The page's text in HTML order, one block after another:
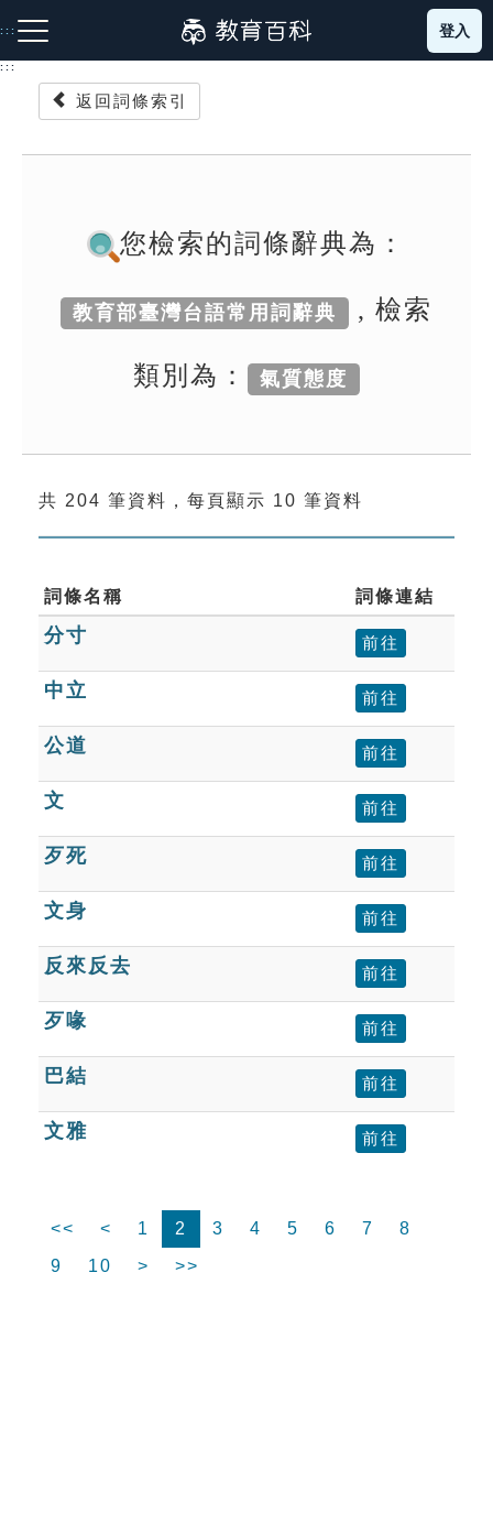
到
主
:::
成語故事
索引選單
單字索引
生命大百科索引
遊戲專區
教學應用
貓頭鷹博士
登入
:::
返回詞條索引
您檢索的詞條辭典為：
教育部臺灣台語常用詞辭典 , 檢索
類別為： 氣質態度
共 204 筆資料，每頁顯示 10 筆資料
詞條名稱 詞條連結
分寸 前往
中立 前往
公道 前往
文 前往
歹死 前往
文身 前往
反來反去 前往
歹喙 前往
巴結 前往
文雅 前往
<< < 1 2 3 4 5 6 7
8
9
10 > >>